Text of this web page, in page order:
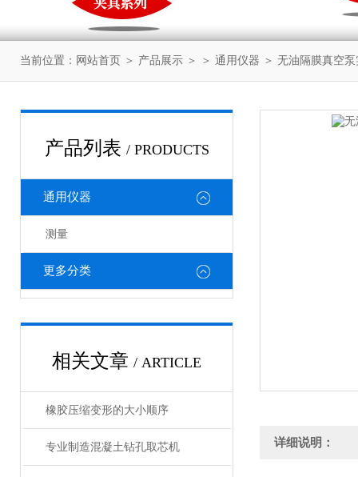
当前位置： 网站首页 ＞ 产品展示 ＞ ＞ 通用仪器 ＞ 无油隔膜真空
产品列表 / PRODUCTS
通用仪器
测量
更多分类
相关文章 / ARTICLE
橡胶压缩变形的大小顺序
专业制造混凝土钻孔取芯机 详细说明：